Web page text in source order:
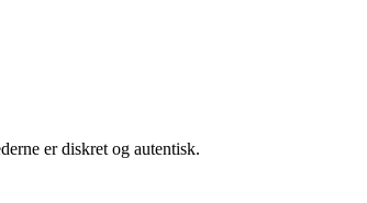
er diskret og autentisk.